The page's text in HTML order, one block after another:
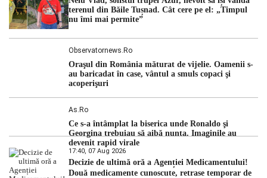
hidrologic din ultimii ani. Lipsa […]
terenul din Băile Tușnad. Cât cere pe el: „Timpul
nu îmi mai permite”
Observatornews.ro
Oraşul din România măturat de vijelie. Oamenii s-
au baricadat în case, vântul a smuls copaci şi
acoperişuri
As.ro
Ce s-a întâmplat la biserica unde Ronaldo şi
Georgina trebuiau să aibă nunta. Imaginile au
devenit rapid virale
17:40, 07 Aug 2026
Decizie de ultimă oră a Agenției Medicamentului!
Două medicamente cunoscute, retrase temporar de